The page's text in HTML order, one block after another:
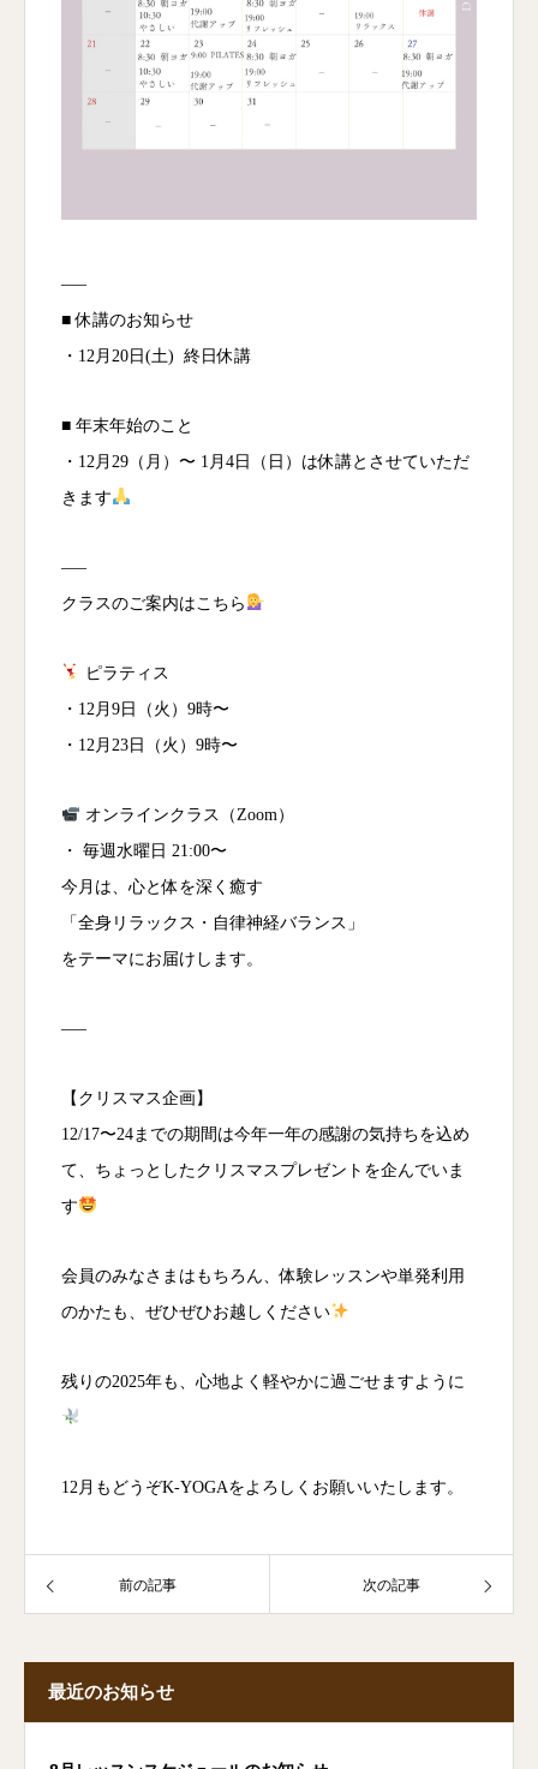
—–
■ 休講のお知らせ
・12月20日(土) 終日休講
■ 年末年始のこと
・12月29（月）〜 1月4日（日）は休講とさせていただ
きます
—–
クラスのご案内はこちら
ピラティス
・12月9日（火）9時〜
・12月23日（火）9時〜
オンラインクラス（Zoom）
・ 毎週水曜日 21:00〜
今月は、心と体を深く癒す
「全身リラックス・自律神経バランス」
をテーマにお届けします。
—–
【クリスマス企画】
12/17〜24までの期間は今年一年の感謝の気持ちを込め
て、ちょっとしたクリスマスプレゼントを企んでいま
す
会員のみなさまはもちろん、体験レッスンや単発利用
のかたも、ぜひぜひお越しください
残りの2025年も、心地よく軽やかに過ごせますように
12月もどうぞK-YOGAをよろしくお願いいたします。
前の記事 次の記事
最近のお知らせ